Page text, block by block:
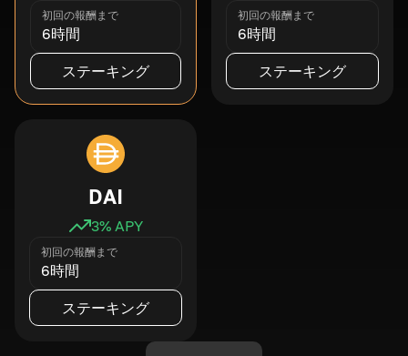
初回の報酬まで
6時間
ステーキング
初回の報酬まで
6時間
ステーキング
DAI
3% APY
初回の報酬まで
6時間
ステーキング